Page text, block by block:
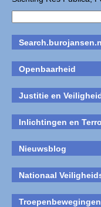
Openbaarheid
Justitie en
Inlichtingen en
Nieuwsblog
Nationaal
Troepenbewegingen